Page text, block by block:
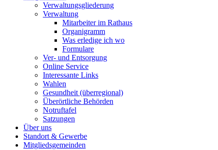
Verwaltungsgliederung
Verwaltung
Mitarbeiter im Rathaus
Organigramm
Was erledige ich wo
Formulare
Ver- und Entsorgung
Online Service
Interessante Links
Wahlen
Gesundheit (überregional)
Überörtliche Behörden
Notruftafel
Satzungen
Über uns
Standort & Gewerbe
Mitgliedsgemeinden